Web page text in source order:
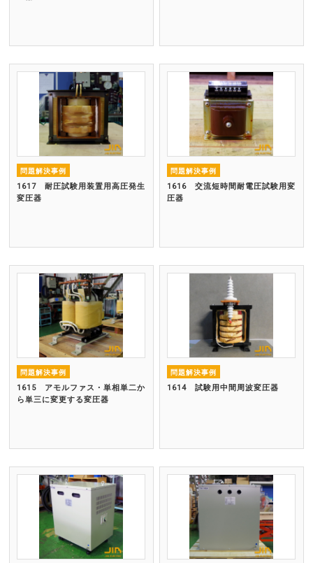
問題解決事例
1617 耐圧試験用装置用高圧発生
変圧器
問題解決事例
1616 交流短時間耐電圧試験用変
圧器
問題解決事例
1615 アモルファス・単相単二か
ら単三に変更する変圧器
問題解決事例
1614 試験用中間周波変圧器